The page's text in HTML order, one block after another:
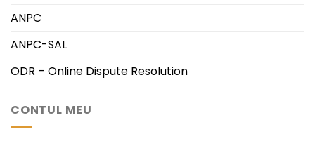
ANPC
ANPC-SAL
ODR – Online Dispute Resolution
CONTUL MEU